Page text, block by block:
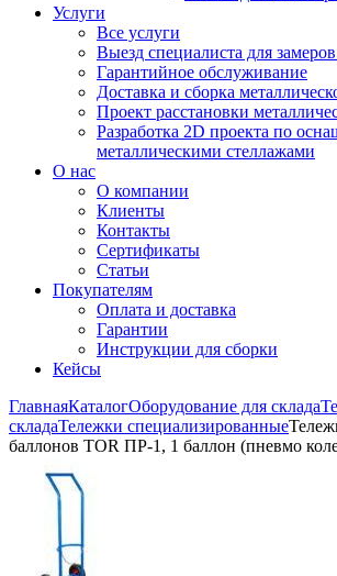
Услуги
Все услуги
Выезд специалиста для
Гарантийное обслуживание
Доставка и сборка
Проект расстановки
Разработка 2D проекта по
металлическими стеллажами
О нас
О компании
Клиенты
Контакты
Сертификаты
Статьи
Покупателям
Оплата и доставка
Гарантии
Инструкции для сборки
Кейсы
ГлавнаяКаталогОборудование для склада
складаТележки специализированные
баллонов TOR ПР-1, 1 баллон (пневмо